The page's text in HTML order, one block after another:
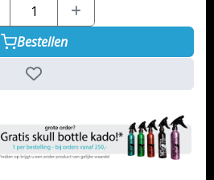
Bestellen